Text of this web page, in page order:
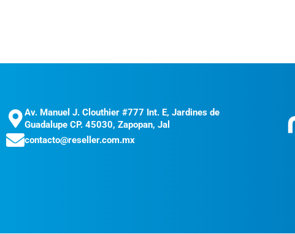
Av. Manuel J. Clouthier #777 Int. E, Jardines de
Guadalupe CP. 45030, Zapopan, Jal
contacto@reseller.com.mx